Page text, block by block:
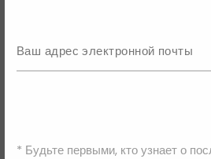
* Будьте первыми, кто узнает о